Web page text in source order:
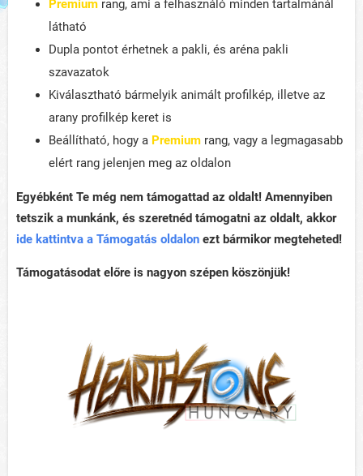
Premium rang, ami a felhasználó minden tartalmánál
látható
Dupla pontot érhetnek a pakli, és aréna pakli
szavazatok
Kiválasztható bármelyik animált profilkép, illetve az
arany profilkép keret is
Beállítható, hogy a Premium rang, vagy a legmagasabb
elért rang jelenjen meg az oldalon
Egyébként Te még nem támogattad az oldalt! Amennyiben
tetszik a munkánk, és szeretnéd támogatni az oldalt, akkor
ide kattintva a Támogatás oldalon ezt bármikor megteheted!
Támogatásodat előre is nagyon szépen köszönjük!